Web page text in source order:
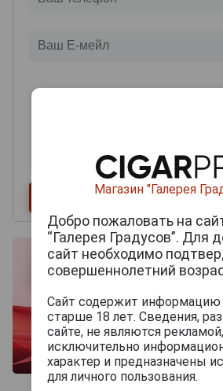
Магазин "Галерея
Добро пожаловать на
“Галерея Градусов”. Для
сайт необходимо
совершеннолетний
Сайт содержит информацию
старше 18 лет. Сведения,
сайте, не являются
исключительно
характер и предназначены
для личного пользования.